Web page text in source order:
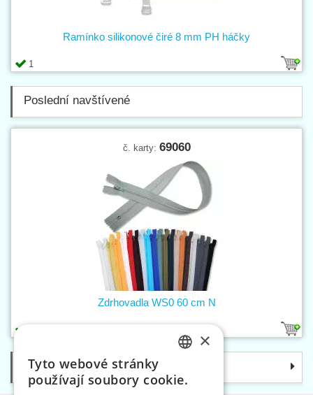
1
Ramínko silikonové čiré 8 mm PH háčky
Poslední navštívené
č. karty: 69060
Zdrhovadla WS0 60 cm N
Kategorie
×
Tyto webové stránky
používají soubory cookie.